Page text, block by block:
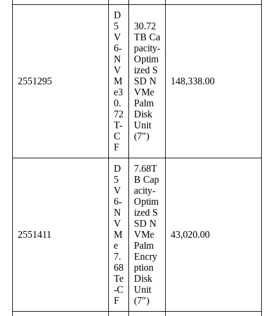
2551295
D
5
V
6-
N
V
M
e3
0.
72
T-
C
F
30.72
TB Ca
pacity-
Optim
ized S
SD N
VMe
Palm
Disk
Unit
(7")
148,338.00
2551411
D
5
V
6-
N
V
M
e
7.
68
Te
-C
F
7.68T
B Cap
acity-
Optim
ized S
SD N
VMe
Palm
Encry
ption
Disk
Unit
(7")
43,020.00